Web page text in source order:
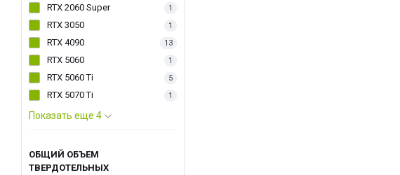
RTX 2060 Super 1
RTX 3050 1
RTX 4090 13
RTX 5060 1
RTX 5060 Ti 5
RTX 5070 Ti 1
Показать еще 4
ОБЩИЙ ОБЪЕМ
ТВЕРДОТЕЛЬНЫХ